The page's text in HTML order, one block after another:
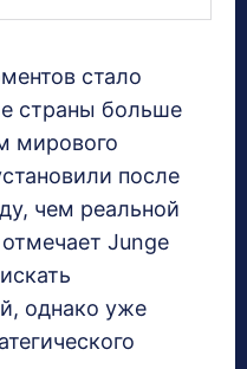
стало
страны больше
мирового
после
чем реальной
Junge
однако уже